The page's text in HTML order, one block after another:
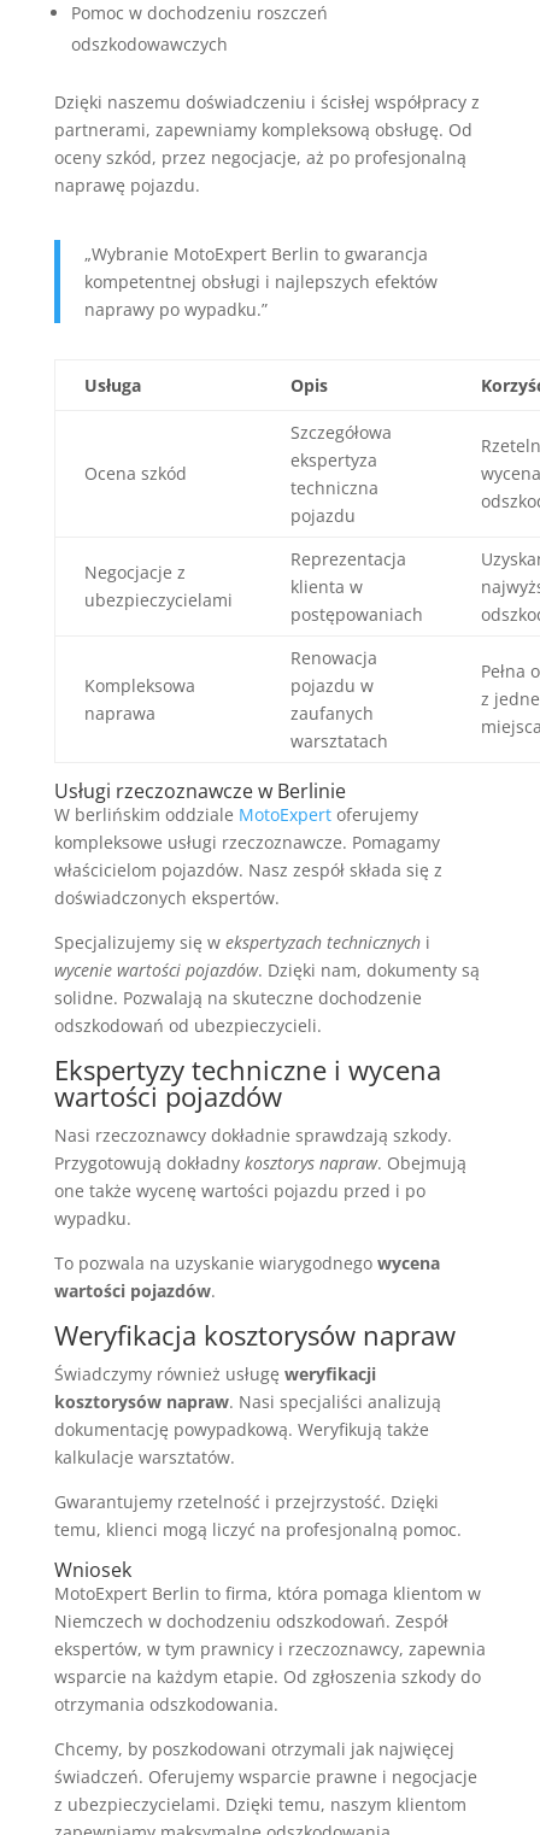
Pomoc w dochodzeniu roszczeń
odszkodowawczych
Dzięki naszemu doświadczeniu i ścisłej współpracy z
partnerami, zapewniamy kompleksową obsługę. Od
oceny szkód, przez negocjacje, aż po profesjonalną
naprawę pojazdu.
„Wybranie MotoExpert Berlin to gwarancja
kompetentnej obsługi i najlepszych efektów
naprawy po wypadku.”
Usługa Opis
Ocena szkód
Szczegółowa
ekspertyza
techniczna
pojazdu
wycena
Negocjacje z
ubezpieczycielami
Reprezentacja
klienta w
postępowaniach
Kompleksowa
naprawa
Renowacja
pojazdu w
zaufanych
warsztatach
Pełna
z
Usługi rzeczoznawcze w Berlinie
W berlińskim oddziale MotoExpertoferujemy
kompleksowe usługi rzeczoznawcze. Pomagamy
właścicielom pojazdów. Nasz zespół składa się z
doświadczonych ekspertów.
Specjalizujemy się w ekspertyzach technicznychi
wycenie wartości pojazdów. Dzięki nam, dokumenty są
solidne. Pozwalają na skuteczne dochodzenie
odszkodowań od ubezpieczycieli.
Ekspertyzy techniczne i wycena
wartości pojazdów
Nasi rzeczoznawcy dokładnie sprawdzają szkody.
Przygotowują dokładny kosztorys napraw. Obejmują
one także wycenę wartości pojazdu przed i po
wypadku.
To pozwala na uzyskanie wiarygodnego wycena
wartości pojazdów.
Weryfikacja kosztorysów napraw
Świadczymy również usługę weryfikacji
kosztorysów napraw. Nasi specjaliści analizują
dokumentację powypadkową. Weryfikują także
kalkulacje warsztatów.
Gwarantujemy rzetelność i przejrzystość. Dzięki
temu, klienci mogą liczyć na profesjonalną pomoc.
Wniosek
MotoExpert Berlin to firma, która pomaga klientom w
Niemczech w dochodzeniu odszkodowań. Zespół
ekspertów, w tym prawnicy i rzeczoznawcy, zapewnia
wsparcie na każdym etapie. Od zgłoszenia szkody do
otrzymania odszkodowania.
Chcemy, by poszkodowani otrzymali jak najwięcej
świadczeń. Oferujemy wsparcie prawne i negocjacje
z ubezpieczycielami. Dzięki temu, naszym klientom